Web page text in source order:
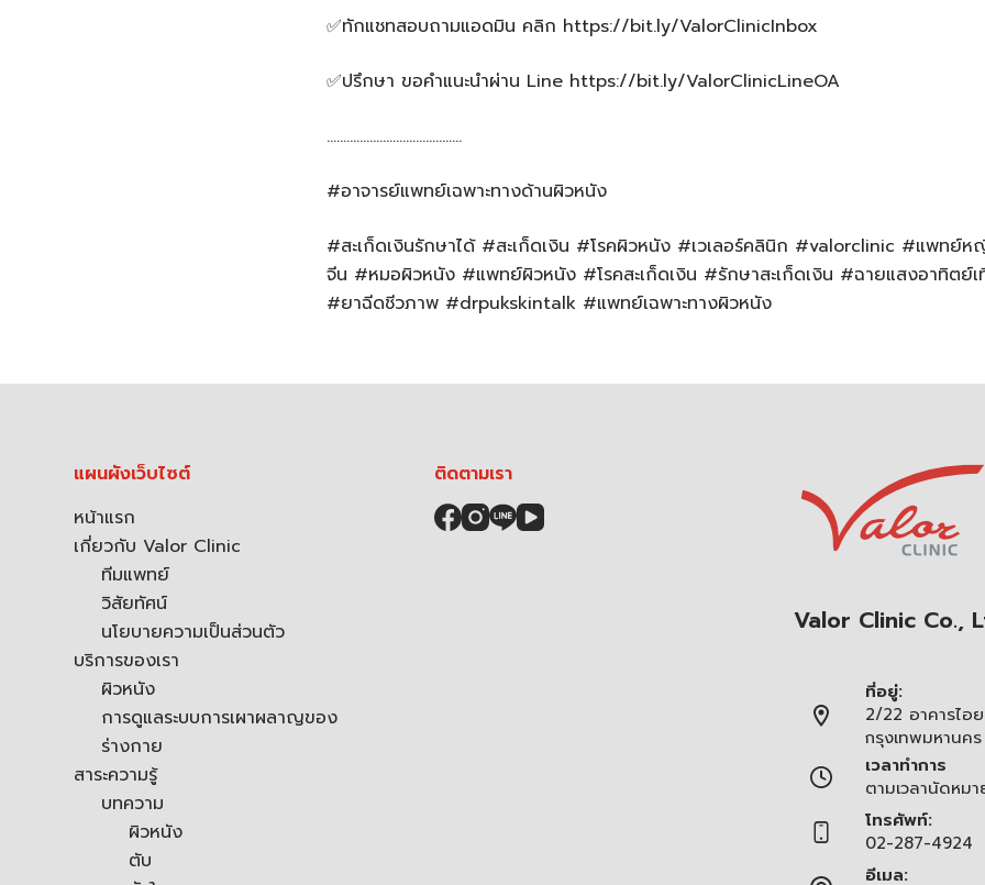
✅ทักแชทสอบถามแอดมิน คลิก https://bit.ly/ValorClinicInbox
✅ปรึกษา ขอคำแนะนำผ่าน Line https://bit.ly/ValorClinicLineOA
…………………………………..
#อาจารย์แพทย์เฉพาะทางด้านผิวหนัง
#สะเก็ดเงินรักษาได้ #สะเก็ดเงิน #โรคผิวหนัง #เวเลอร์คลินิก #valorclinic #แพทย์
จีน #หมอผิวหนัง #แพทย์ผิวหนัง #โรคสะเก็ดเงิน #รักษาสะเก็ดเงิน #ฉายแสงอาทิตย์
#ยาฉีดชีวภาพ #drpukskintalk #แพทย์เฉพาะทางผิวหนัง
แผนผังเว็บไซต์
หน้าแรก
เกี่ยวกับ Valor Clinic
ทีมแพทย์
วิสัยทัศน์
นโยบายความเป็นส่วนตัว
บริการของเรา
ผิวหนัง
การดูแลระบบการเผาผลาญของ
ร่างกาย
สาระความรู้
บทความ
ผิวหนัง
ตับ
ติดตามเรา
Valor Clinic Co.,
ที่อยู่:
2/22 อาคารไอ
กรุงเทพมหานค
เวลาทำการ
ตามเวลานัดหมา
โทรศัพท์:
02-287-4924
อีเมล: